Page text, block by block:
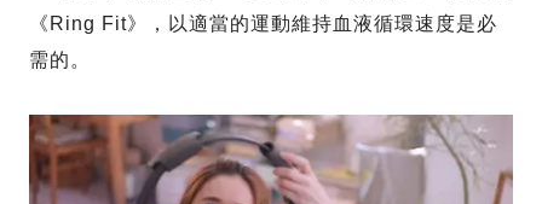
《Ring Fit》，以適當的運動維持血液循環速度是必
需的。